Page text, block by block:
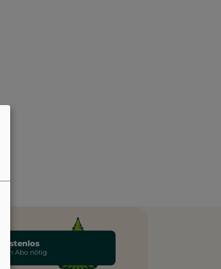
Kostenlos
Kein Abo nötig